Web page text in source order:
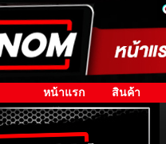
หน้าแรก สินค้า